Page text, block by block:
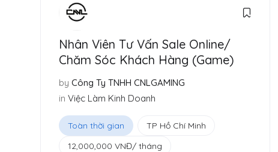
Nhân Viên Tư Vấn Sale Online/
Chăm Sóc Khách Hàng (Game)
by Công Ty TNHH CNLGAMING
in Việc Làm Kinh Doanh
Toàn thời gian
TP Hồ Chí Minh
12,000,000 VNĐ/ tháng